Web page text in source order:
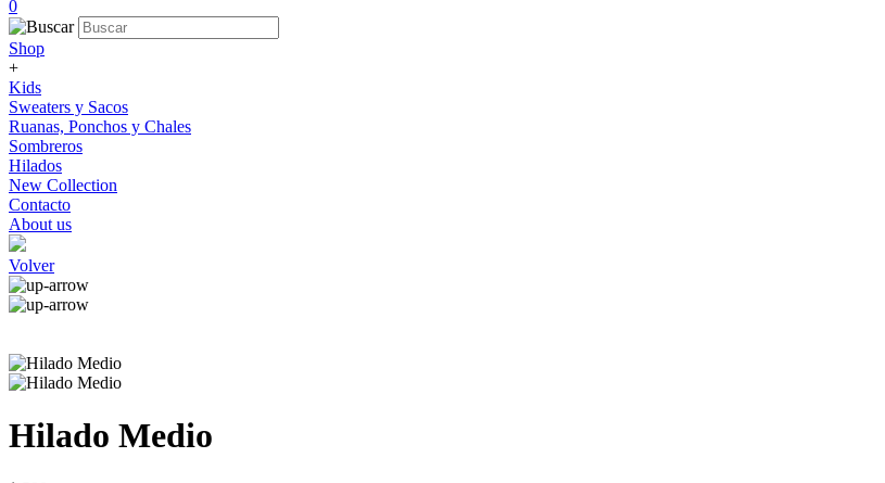
0
Shop
+
Kids
Sweaters y Sacos
Ruanas, Ponchos y Chales
Sombreros
Hilados
New Collection
Contacto
About us
Volver
Hilado Medio